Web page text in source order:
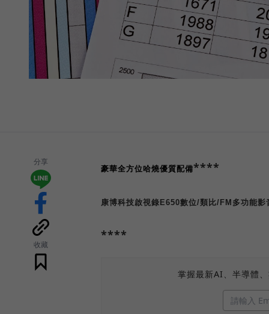
分享
收藏
豪華全方位哈燒優質配備****
康博科技啟視錄 E650數位/類比/FM 多功能影
****
掌握最新AI、半導體